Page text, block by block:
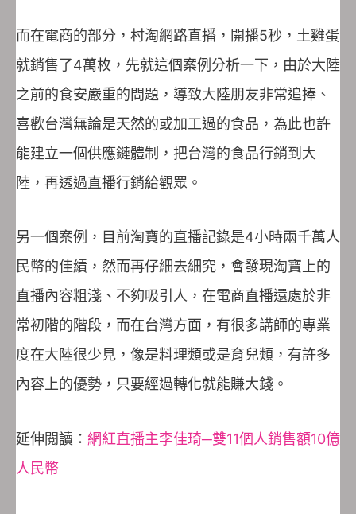
而在電商的部分，村淘網路直播，開播5秒，土雞蛋
就銷售了4萬枚，先就這個案例分析一下，由於大陸
之前的食安嚴重的問題，導致大陸朋友非常追捧、
喜歡台灣無論是天然的或加工過的食品，為此也許
能建立一個供應鏈體制，把台灣的食品行銷到大
陸，再透過直播行銷給觀眾。
另一個案例，目前淘寶的直播記錄是4小時兩千萬人
民幣的佳績，然而再仔細去細究，會發現淘寶上的
直播內容粗淺、不夠吸引人，在電商直播還處於非
常初階的階段，而在台灣方面，有很多講師的專業
度在大陸很少見，像是料理類或是育兒類，有許多
內容上的優勢，只要經過轉化就能賺大錢。
延伸閱讀： 網紅直播主李佳琦─雙11個人銷售額10億
人民幣